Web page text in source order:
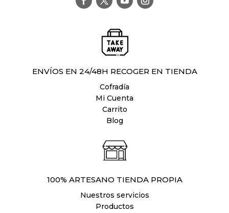
ENVÍOS EN 24/48H RECOGER EN TIENDA
Cofradía
Mi Cuenta
Carrito
Blog
100% ARTESANO TIENDA PROPIA
Nuestros servicios
Productos